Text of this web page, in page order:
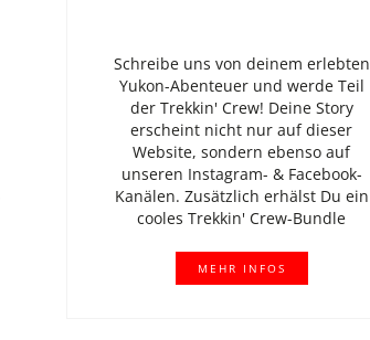
Schreibe uns von deinem erlebten
Yukon-Abenteuer und werde Teil
der Trekkin' Crew! Deine Story
erscheint nicht nur auf dieser
Website, sondern ebenso auf
unseren Instagram- & Facebook-
Kanälen. Zusätzlich erhälst Du ein
cooles Trekkin' Crew-Bundle
MEHR INFOS